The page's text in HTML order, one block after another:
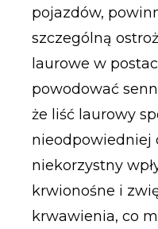
pojazdów,
szczególną
laurowe w
powodować
że liść laurowy
nieodpowiedniej
niekorzystny
krwionośne i
krwawienia, co